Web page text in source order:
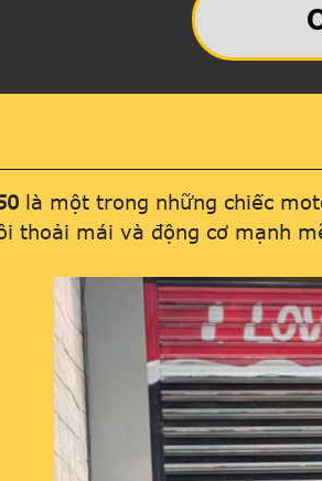
là một trong những chiếc
thoải mái và động cơ mạnh